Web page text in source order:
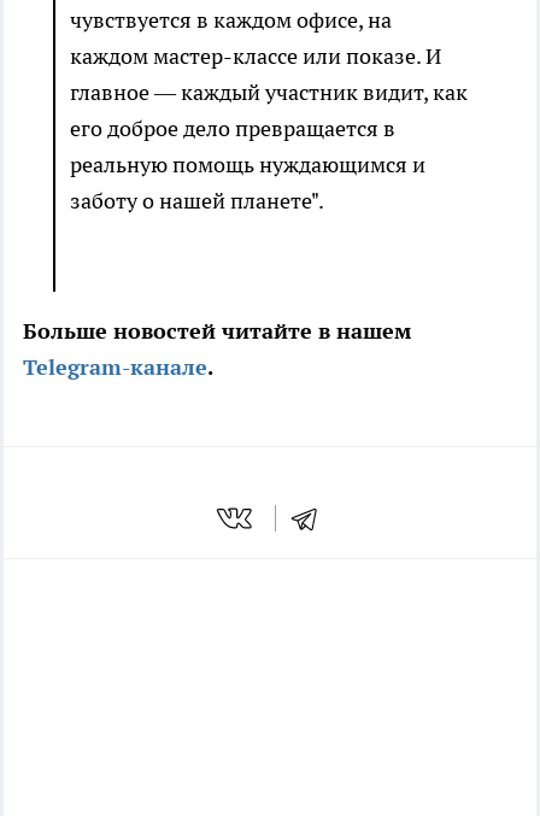
чувствуется в каждом офисе, на
каждом мастер-классе или показе. И
главное — каждый участник видит, как
его доброе дело превращается в
реальную помощь нуждающимся и
заботу о нашей планете".
Больше новостей читайте в нашем
Telegram-канале.